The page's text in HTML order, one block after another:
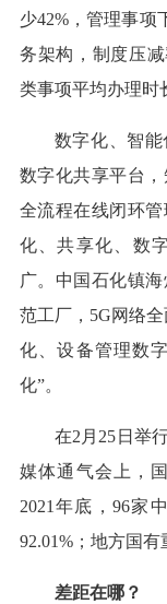
少42%，管理事项
务架构，制度压
类事项平均办理时
数字化、智
数字化共享平台
全流程在线闭环
化、共享化、数
广。中国石化镇
范工厂，5G网络
化、设备管理数
化”。
在2月25日举
媒体通气会上，
2021年底，96家
92.01%；地方国有
差距在哪？